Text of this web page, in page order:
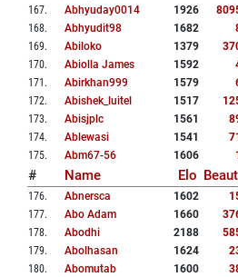
167. Abhyuday0014 1926
168. Abhyudit98 1682
169. Abiloko 1379
170. Abiolla James 1592
171 . Abirkhan999 1579
172. Abishek_luitel 1517
173. Abisjplc 1561
174. Ablewasi 1541 71
175. Abm67-56 1606 1
# Name Elo
176. Abnersca 1602
177. Abo Adam 1660
178. Abodhi 2188
179. Abolhasan 1624
180. Abomutab 1600